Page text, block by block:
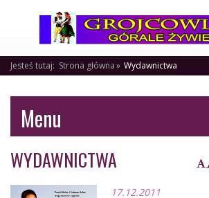
Jesteś tutaj: Strona główna Wydawnictwa
Menu
WYDAWNICTWA
17.12.2011